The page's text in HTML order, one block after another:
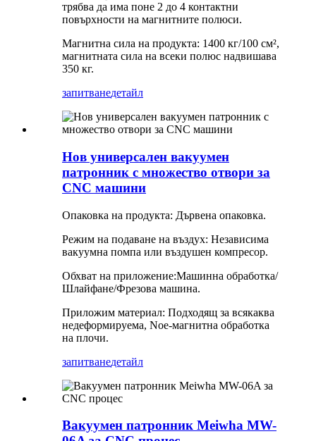
трябва да има поне 2 до 4 контактни
повърхности на магнитните полюси.
Магнитна сила на продукта: 1400 кг/100 см²,
магнитната сила на всеки полюс надвишава
350 кг.
запитванедетайл
Нов универсален вакуумен
патронник с множество отвори за
CNC машини
Опаковка на продукта: Дървена опаковка.
Режим на подаване на въздух: Независима
вакуумна помпа или въздушен компресор.
Обхват на приложение:Машинна обработка/
Шлайфане/Фрезова машина.
Приложим материал: Подходящ за всякаква
недеформируема, Noe-магнитна обработка
на плочи.
запитванедетайл
Вакуумен патронник Meiwha MW-